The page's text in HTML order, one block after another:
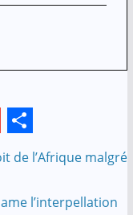
S
h
a
de l’Afrique malgré
l’interpellation